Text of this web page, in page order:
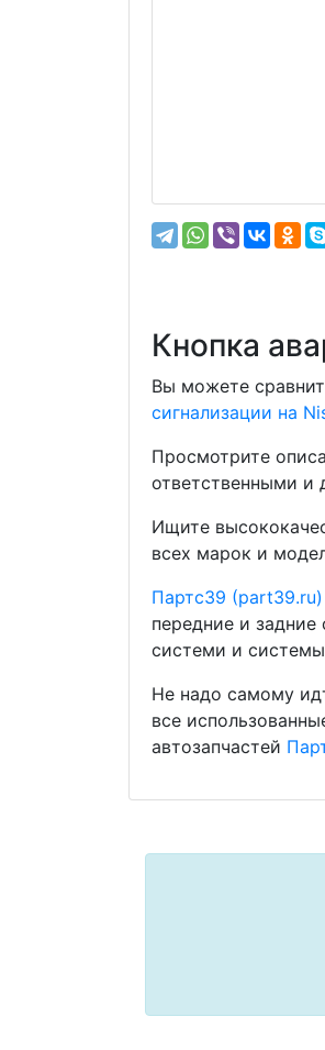
Кнопка
Вы можете
сигнализации на
Просмотрите
ответственными и
Ищите
всех марок и
Партс39 (part39.ru)
передние и
системи и
Не надо самому
все
автозапчастей